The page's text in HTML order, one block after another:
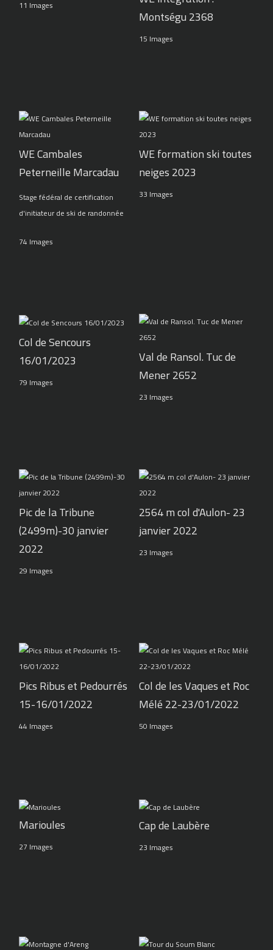
11 Images
Montségu 2368
15 Images
WE Cambales
Peterneille Marcadau
Stage fédéral de certification
d'initiateur de ski de randonnée
74 Images
WE formation ski toutes
neiges 2023
33 Images
Col de Sencours
16/01/2023
79 Images
Val de Ransol. Tuc de
Mener 2652
23 Images
Pic de la Tribune
(2499m)-30 janvier
2022
29 Images
2564 m col d'Aulon- 23
janvier 2022
23 Images
Pics Ribus et Pedourrés
15-16/01/2022
44 Images
Col de les Vaques et Roc
Mélé 22-23/01/2022
50 Images
Marioules
27 Images
Cap de Laubère
23 Images